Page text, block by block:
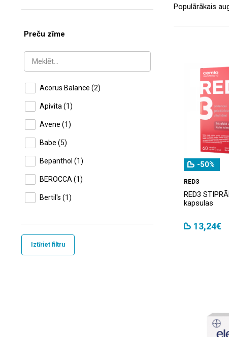
Preču zīme
Acorus Balance (2)
Apivita (1)
Avene (1)
Babe (5)
Bepanthol (1)
BEROCCA (1)
Bertil's (1)
Biocell(4)
(27)
Iztīriet filtru
-50%
RED3
RED3
kapsulas
13,24€